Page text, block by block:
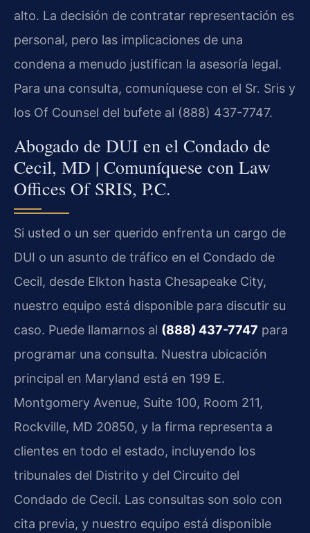
alto. La decisión de contratar representación es
personal, pero las implicaciones de una
condena a menudo justifican la asesoría legal.
Para una consulta, comuníquese con el Sr. Sris y
los Of Counsel del bufete al (888) 437-7747.
Abogado de DUI en el Condado de
Cecil, MD | Comuníquese con Law
Offices Of SRIS, P.C.
Si usted o un ser querido enfrenta un cargo de
DUI o un asunto de tráfico en el Condado de
Cecil, desde Elkton hasta Chesapeake City,
nuestro equipo está disponible para discutir su
caso. Puede llamarnos al (888) 437-7747 para
programar una consulta. Nuestra ubicación
principal en Maryland está en 199 E.
Montgomery Avenue, Suite 100, Room 211,
Rockville, MD 20850, y la firma representa a
clientes en todo el estado, incluyendo los
tribunales del Distrito y del Circuito del
Condado de Cecil. Las consultas son solo con
cita previa, y nuestro equipo está disponible